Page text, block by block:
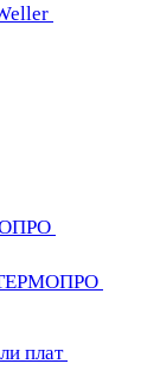
ТЕРМОПРО
плат